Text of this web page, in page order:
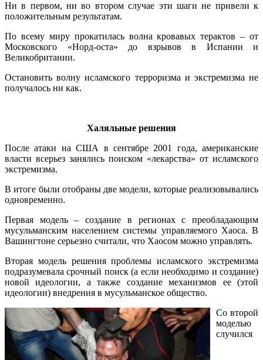
Ни в первом, ни во втором случае эти шаги не привели к
положительным результатам.
По всему миру прокатилась волна кровавых терактов – от
Московского «Норд-оста» до взрывов в Испании и
Великобритании.
Остановить волну исламского терроризма и экстремизма не
получалось ни как.
Халяльные решения
После атаки на США в сентябре 2001 года, американские
власти всерьез занялись поиском «лекарства» от исламского
экстремизма.
В итоге были отобраны две модели, которые реализовывались
одновременно.
Первая модель – создание в регионах с преобладающим
мусульманским населением системы управляемого Хаоса. В
Вашингтоне серьезно считали, что Хаосом можно управлять.
Вторая модель решения проблемы исламского экстремизма
подразумевала срочный поиск (а если необходимо и создание)
новой идеологии, а также создание механизмов ее (этой
идеологии) внедрения в мусульманское общество.
Со второй
моделью
случился